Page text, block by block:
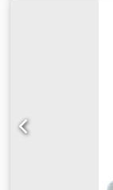
menjač -32 fold
Integrisani
eksterne Opcija
EDM
Ssx Amgja -Fino
kontrola -brzo